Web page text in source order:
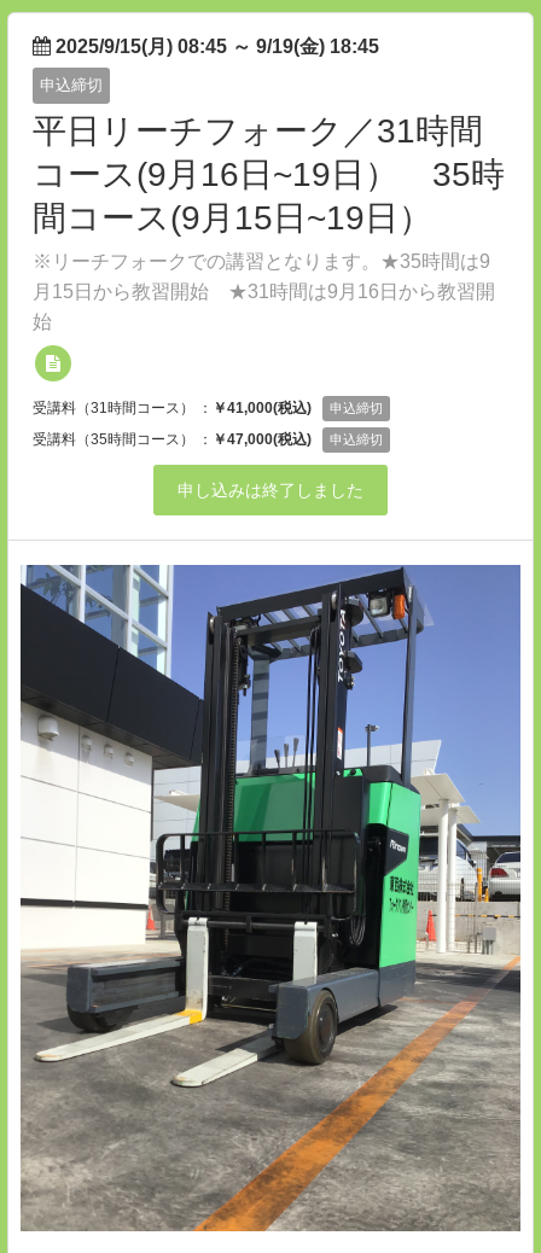
2025/9/15(月) 08:45 ～ 9/19(金) 18:45
申込締切
平日リーチフォーク／31時間
コース(9月16日~19日） 35時
間コース(9月15日~19日）
※リーチフォークでの講習となります。★35時間は9
月15日から教習開始 ★31時間は9月16日から教習開
始
受講料（31時間コース） ： ￥41,000(税込) 申込締切
受講料（35時間コース） ： ￥47,000(税込) 申込締切
申し込みは終了しました